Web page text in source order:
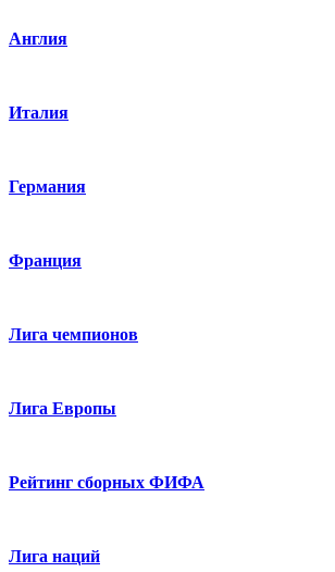
Англия
Италия
Германия
Франция
Лига чемпионов
Лига Европы
Рейтинг сборных ФИФА
Лига наций